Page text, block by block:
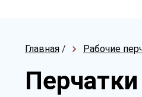
Главная / Рабочие